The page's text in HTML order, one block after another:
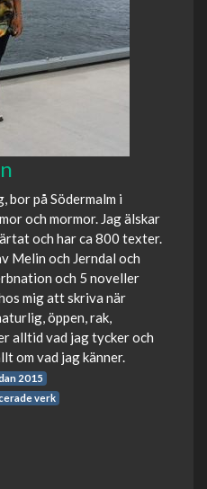
bor på Södermalm i
och mormor. Jag älskar
och har ca 800 texter.
Melin och Jerndal och
och 5 noveller
mig att skriva när
öppen, rak,
alltid vad jag tycker och
om vad jag känner.
2015
verk